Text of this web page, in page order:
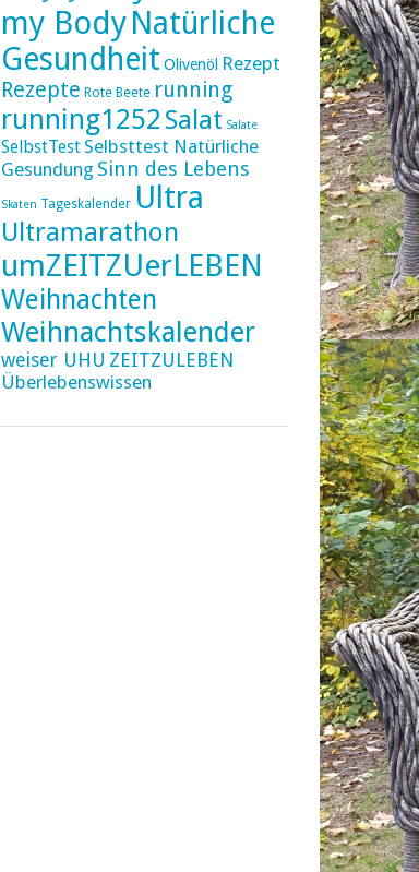
my Body Natürliche
Gesundheit Olivenöl Rezept
Rezepte Rote Beete running
running1252 Salat Salate
SelbstTest Selbsttest Natürliche
Gesundung Sinn des Lebens
Skaten Tageskalender Ultra
Ultramarathon
umZEITZUerLEBEN
Weihnachten
Weihnachtskalender
weiser UHU ZEITZULEBEN
Überlebenswissen